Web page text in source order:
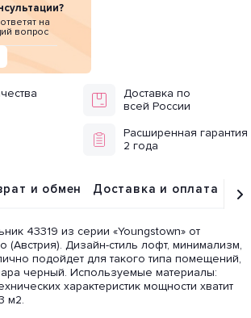
на
вопрос
Доставка по
всей России
Расширенная гарантия
2 года
и обмен Доставка и оплата
43319 из серии «Youngstown» от
(Австрия). Дизайн-стиль лофт, минимализм,
подойдет для такого типа помещений,
черный. Используемые материалы:
характеристик мощности хватит
м2.